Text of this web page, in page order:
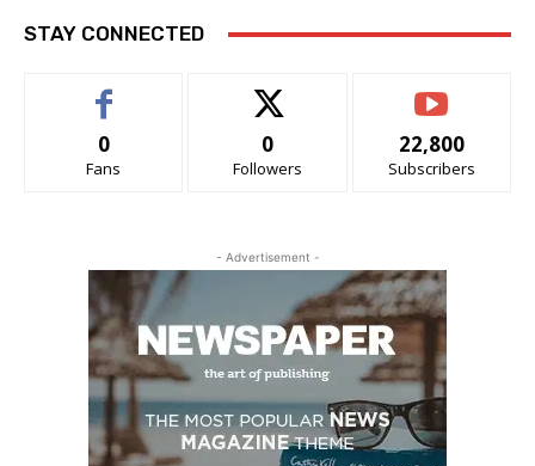
STAY CONNECTED
0
Fans
0
Followers
22,800
Subscribers
- Advertisement -